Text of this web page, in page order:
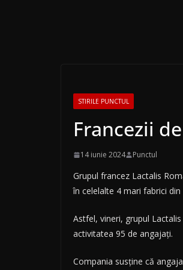
STIRILE PUNCTUL
Francezii
14 iunie 2024 Punctul
Grupul francez Lactalis
în celelalte 4 mari fabrici
Astfel, vineri, grupul
activitatea 95 de angajați.
Compania susține că